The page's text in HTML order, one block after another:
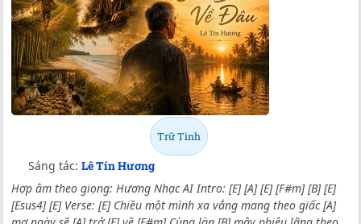
Trữ Tình
Sáng tác: Lê Tín Hương
Hợp âm theo giọng: Hương Nhạc AI Intro: [E] [A] [E] [F#m] [B] [E]
[Esus4] [E] Verse: [E] Chiều một mình xa vắng mang theo giấc [A]